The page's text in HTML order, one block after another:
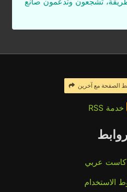
الصفحة مع آخرين
خدمة RSS
عربي
الاستخدام